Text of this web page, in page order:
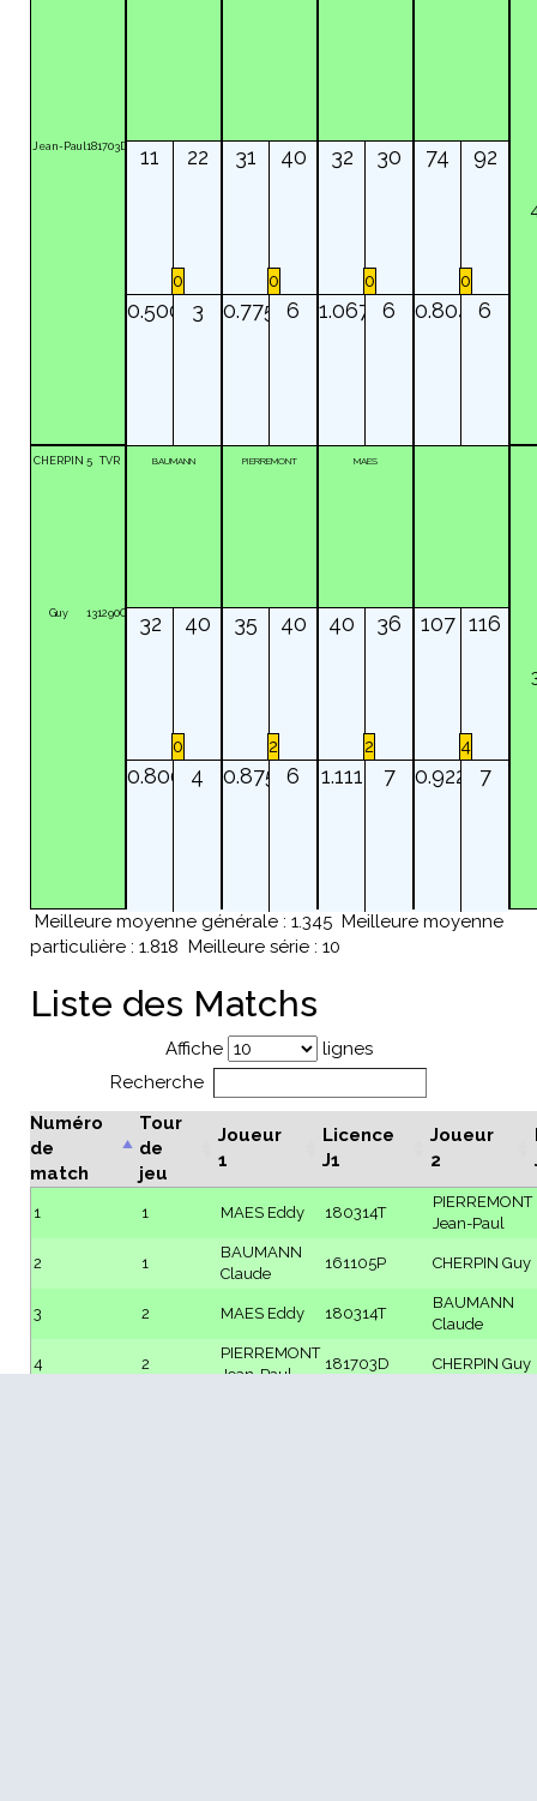
Jean-Paul181703D 11 22
0.500 3
0
31 40
0.775 6
0
32 30
1.067 6
0
74 92
0.804 6
0
CHERPIN 5 TVR
Guy 131290Q
BAUMANN
32 40
0.800 4
0
PIERREMONT
35 40
0.875 6
2
MAES
40 36
1.111 7
2
107 116
0.922 7
4
Meilleure moyenne générale : 1.345 Meilleure moyenne
particulière : 1.818 Meilleure série : 10
Liste des Matchs
Affiche
lignes
Recherche
Numéro
de
match
Tour
de
jeu
Joueur
1
Licence
J1
Joueur
2
1 1 MAES Eddy 180314T
PIERREMONT
Jean-Paul
2 1
BAUMANN
Claude
161105P CHERPIN Guy
3 2 MAES Eddy 180314T
BAUMANN
Claude
4 2
PIERREMONT
Jean-Paul
181703D CHERPIN Guy